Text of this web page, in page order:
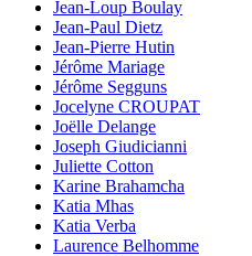
Jean-Loup Boulay
Jean-Paul Dietz
Jean-Pierre Hutin
Jérôme Mariage
Jérôme Segguns
Jocelyne CROUPAT
Joëlle Delange
Joseph Giudicianni
Juliette Cotton
Karine Brahamcha
Katia Mhas
Katia Verba
Laurence Belhomme